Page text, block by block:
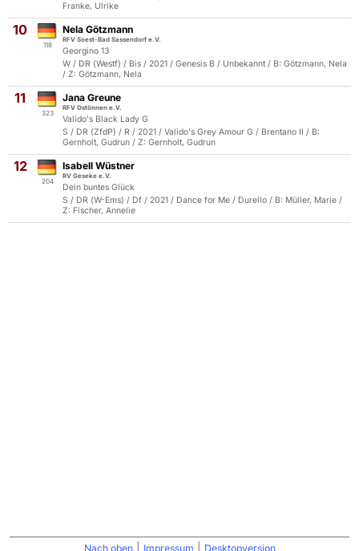
Franke, Ulrike
10
118
Nela Götzmann
RFV Soest-Bad Sassendorf e.V.
Georgino 13
W / DR (Westf) / Bis / 2021 / Genesis B / Unbekannt / B: Götzmann, Nela
/ Z: Götzmann, Nela
11
323
Jana Greune
RFV Ostönnen e.V.
Valido's Black Lady G
S / DR (ZfdP) / R / 2021 / Valido's Grey Amour G / Brentano II / B:
Gernholt, Gudrun / Z: Gernholt, Gudrun
12
204
Isabell Wüstner
RV Geseke e.V.
Dein buntes Glück
S / DR (W-Ems) / Df / 2021 / Dance for Me / Durello / B: Müller, Marie /
Z: Fischer, Annelie
Nach oben Impressum Desktopversion